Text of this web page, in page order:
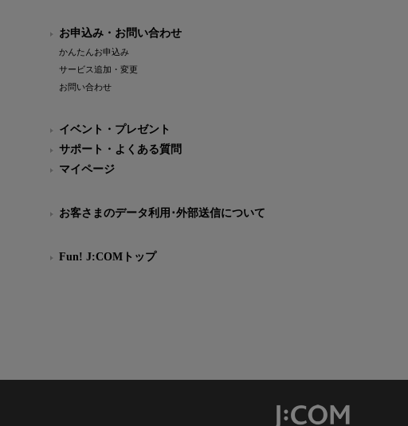
お申込み・お問い合わせ
かんたんお申込み
サービス追加・変更
お問い合わせ
イベント・プレゼント
サポート・よくある質問
マイページ
お客さまのデータ利用･外部送信について
Fun! J:COMトップ